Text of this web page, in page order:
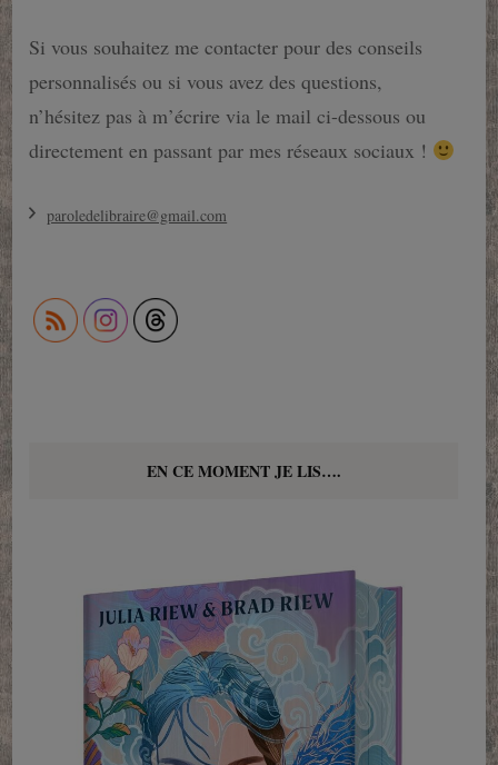
Si vous souhaitez me contacter pour des conseils
personnalisés ou si vous avez des questions,
n’hésitez pas à m’écrire via le mail ci-dessous ou
directement en passant par mes réseaux sociaux !
paroledelibraire@gmail.com
EN CE MOMENT JE LIS….